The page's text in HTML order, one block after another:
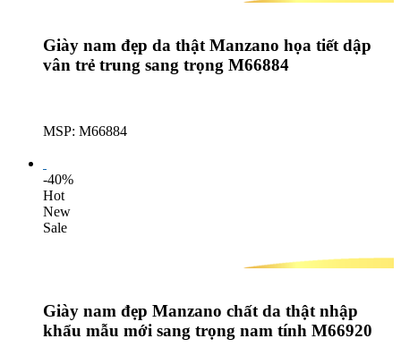
Giày nam đẹp da thật Manzano họa tiết dập
vân trẻ trung sang trọng M66884
MSP: M66884
-40%
Hot
New
Sale
Giày nam đẹp Manzano chất da thật nhập
khẩu mẫu mới sang trọng nam tính M66920